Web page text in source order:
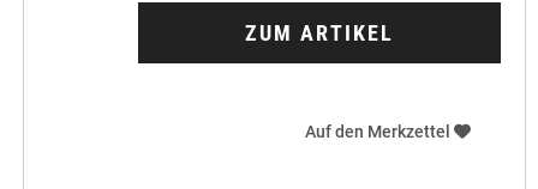
ZUM ARTIKEL
Auf den Merkzettel